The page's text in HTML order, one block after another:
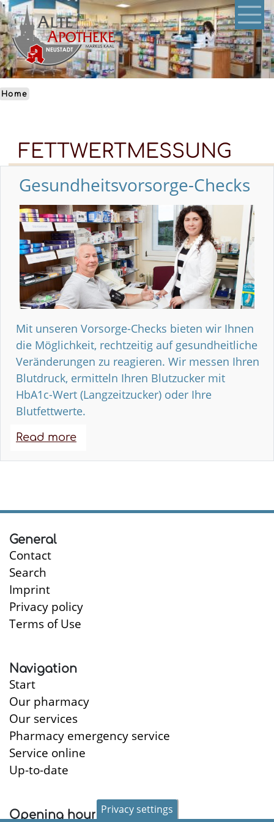
Skip
to
main
content
Home
FETTWERTMESSUNG
Gesundheitsvorsorge-Checks
Mit unseren Vorsorge-Checks bieten wir Ihnen
die Möglichkeit, rechtzeitig auf gesundheitliche
Veränderungen zu reagieren. Wir messen Ihren
Blutdruck, ermitteln Ihren Blutzucker mit
HbA1c-Wert (Langzeitzucker) oder Ihre
Blutfettwerte.
Read more
General
Contact
Search
Imprint
Privacy policy
Terms of Use
Navigation
Start
Our pharmacy
Our services
Pharmacy emergency service
Service online
Up-to-date
Opening hoursPrivacy settings